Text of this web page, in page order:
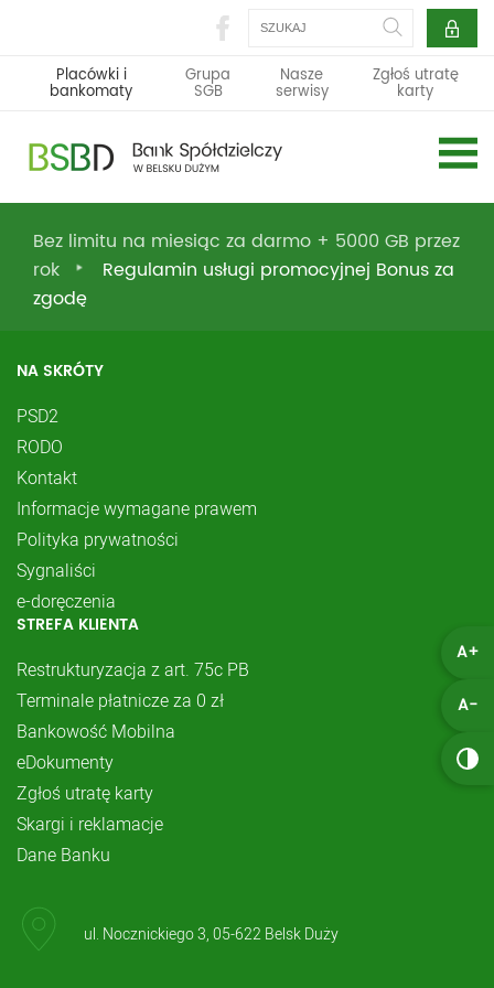
A+
A-
Szukaj
Placówki i
bankomaty
Grupa
SGB
Nasze
serwisy
Zgłoś utratę
karty
Bez limitu na miesiąc za darmo + 5000 GB przez
rok
Regulamin usługi promocyjnej Bonus za
zgodę
NA SKRÓTY
PSD2
RODO
Kontakt
Informacje wymagane prawem
Polityka prywatności
Sygnaliści
e-doręczenia
STREFA KLIENTA
Restrukturyzacja z art. 75c PB
Terminale płatnicze za 0 zł
Bankowość Mobilna
eDokumenty
Zgłoś utratę karty
Skargi i reklamacje
Dane Banku
ul. Nocznickiego 3, 05-622 Belsk Duży